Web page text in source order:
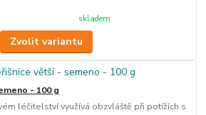
skladem
Zvolit variantu
- 100 g
léčitelství využívá obzvláště při potížích s